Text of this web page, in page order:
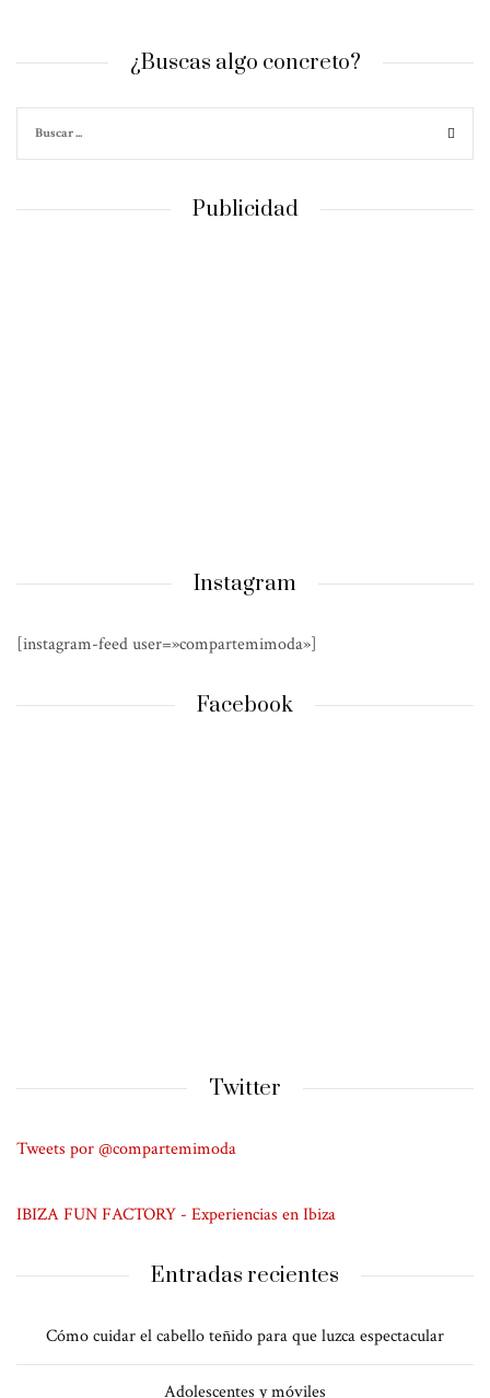
¿Buscas algo concreto?
Publicidad
Instagram
[instagram-feed user=»compartemimoda»]
Facebook
Twitter
Tweets por @compartemimoda
IBIZA FUN FACTORY - Experiencias en Ibiza
Entradas recientes
Cómo cuidar el cabello teñido para que luzca espectacular
Adolescentes y móviles